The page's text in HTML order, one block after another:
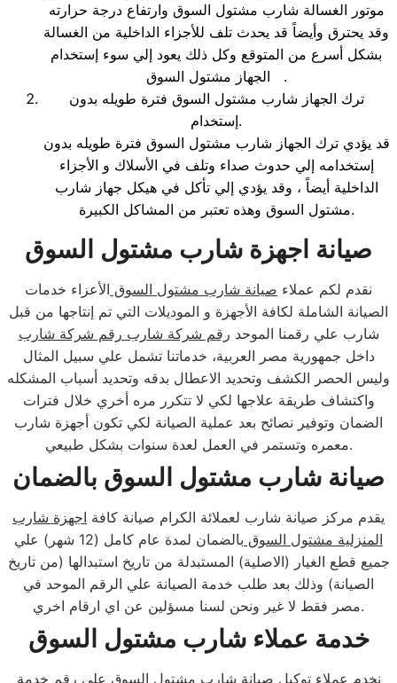
موتور الغسالة شارب مشتول السوق وارتفاع درجة حرارته
وقد يحترق وأيضاً قد يحدث تلف للأجزاء الداخلية من الغسالة
بشكل أسرع من المتوقع وكل ذلك يعود إلي سوء إستخدام
الجهاز مشتول السوق .
ترك الجهاز شارب مشتول السوق فترة طويله بدون
إستخدام.
قد يؤدي ترك الجهاز شارب مشتول السوق فترة طويله بدون
إستخدامه إلي حدوث صداء وتلف في الأسلاك و الأجزاء
الداخلية أيضاً ، وقد يؤدي إلي تأكل في هيكل جهاز شارب
مشتول السوق وهذه تعتبر من المشاكل الكبيرة.
صيانة اجهزة شارب مشتول السوق
نقدم لكم عملاء صيانة شارب مشتول السوق الأعزاء خدمات
الصيانة الشاملة لكافة الأجهزة و الموديلات التي تم إنتاجها من قبل
شارب علي رقمنا الموحد رقم شركة شارب رقم شركة شارب
داخل جمهورية مصر العربية، خدماتنا تشمل علي سبيل المثال
وليس الحصر الكشف وتحديد الاعطال بدقه وتحديد أسباب المشكله
واكتشاف طريقة علاجها لكي لا تتكرر مره أخري خلال فترات
الضمان وتوفير نصائح بعد عملية الصيانة لكي تكون أجهزة شارب
معمره وتستمر في العمل لعدة سنوات بشكل طبيعي.
صيانة شارب مشتول السوق بالضمان
يقدم مركز صيانة شارب لعملائة الكرام صيانة كافة اجهزة شارب
المنزلية مشتول السوق
بالضمان لمدة عام كامل (12 شهر) علي
جميع قطع الغيار (الاصلية) المستبدلة من تاريخ استبدالها (من تاريخ
الصيانة) وذلك بعد طلب خدمة الصيانة علي الرقم الموحد في
مصر فقط لا غير ونحن لسنا مسؤلين عن اي ارقام اخري.
خدمة عملاء شارب مشتول السوق
نخدم عملاءتوكيل صيانة شارب مشتول السوق علي رقم خدمة